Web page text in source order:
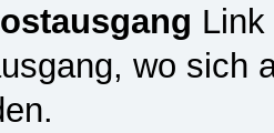
wo sich